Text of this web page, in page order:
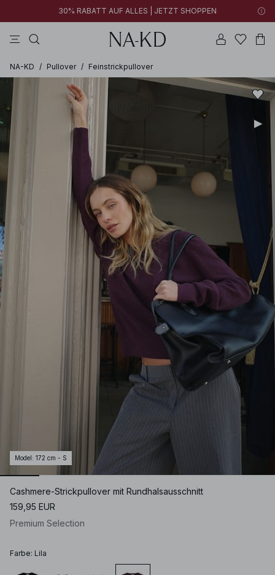
30% RABATT AUF ALLES | JETZT SHOPPEN
NA-KD / Pullover / Feinstrickpullover
Model : 172 cm - S
Cashmere-Strickpullover mit Rundhalsausschnitt
159,95 EUR
Premium Selection
Farbe: Lila